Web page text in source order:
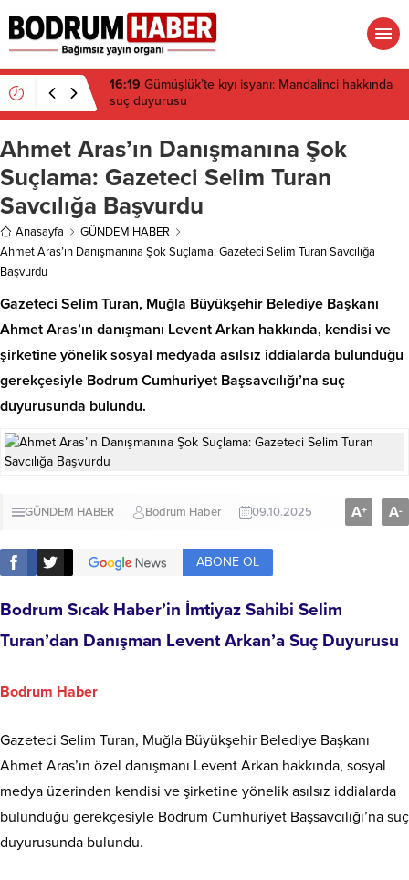
15:45 Bülent Eczacıbaşı Fen Lisesi’nde 4 yıl geçti,
hâlâ proje konuşuluyor
Ahmet Aras’ın Danışmanına Şok
Suçlama: Gazeteci Selim Turan
Savcılığa Başvurdu
Anasayfa
GÜNDEM HABER
Ahmet Aras’ın Danışmanına Şok Suçlama: Gazeteci Selim Turan Savcılığa
Başvurdu
Gazeteci Selim Turan, Muğla Büyükşehir Belediye Başkanı
Ahmet Aras’ın danışmanı Levent Arkan hakkında, kendisi ve
şirketine yönelik sosyal medyada asılsız iddialarda bulunduğu
gerekçesiyle Bodrum Cumhuriyet Başsavcılığı’na suç
duyurusunda bulundu.
GÜNDEM HABER Bodrum Haber 09.10.2025 A+ A-
ABONE OL
Bodrum Sıcak Haber’in İmtiyaz Sahibi Selim
Turan’dan Danışman Levent Arkan’a Suç Duyurusu
Bodrum Haber
Gazeteci Selim Turan, Muğla Büyükşehir Belediye Başkanı
Ahmet Aras’ın özel danışmanı Levent Arkan hakkında, sosyal
medya üzerinden kendisi ve şirketine yönelik asılsız iddialarda
bulunduğu gerekçesiyle Bodrum Cumhuriyet Başsavcılığı’na suç
duyurusunda bulundu.